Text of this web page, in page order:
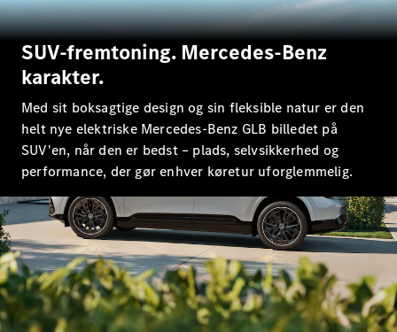
EQS
Sedan
Elektrisk
E-Klasse
Sedan
S-Klasse
Lang
Mercedes-
Maybach S-
Klasse
Konfigurator
Mercedes-
Benz Online
Showroom
SUV
SUV-fremtoning. Mercedes-Benz
karakter.
Med sit boksagtige design og sin fleksible natur er den
helt nye elektriske Mercedes-Benz GLB billedet på
SUV'en, når den er bedst – plads, selvsikkerhed og
performance, der gør enhver køretur uforglemmelig.